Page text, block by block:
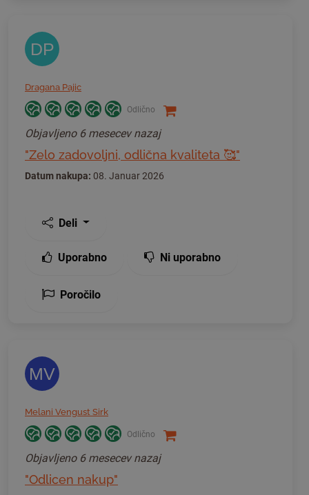
DP
Dragana Pajic
Odlično
Objavljeno 6 mesecev nazaj
"Zelo zadovoljni, odlična kvaliteta 🥰"
Datum nakupa: 08. Januar 2026
Deli
Uporabno Ni uporabno
Poročilo
MV
Melani Vengust Sirk
Odlično
Objavljeno 6 mesecev nazaj
"Odlicen nakup"